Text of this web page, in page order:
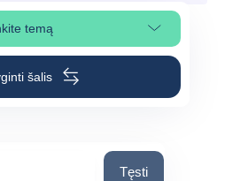
temą
Pasirinkite puslapio skiltį
šalis
Ieškoti šalies
Tęsti